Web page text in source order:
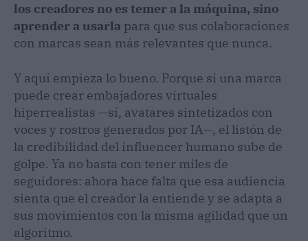
los creadores no es temer a la máquina, sino
aprender a usarla para que sus colaboraciones
con marcas sean más relevantes que nunca.
Y aquí empieza lo bueno. Porque si una marca
puede crear embajadores virtuales
hiperrealistas —sí, avatares sintetizados con
voces y rostros generados por IA—, el listón de
la credibilidad del influencer humano sube de
golpe. Ya no basta con tener miles de
seguidores: ahora hace falta que esa audiencia
sienta que el creador la entiende y se adapta a
sus movimientos con la misma agilidad que un
algoritmo.